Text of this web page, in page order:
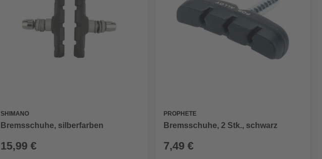
SHIMANO
Bremsschuhe, silberfarben
15,99 €
PROPHETE
Bremsschuhe, 2 Stk., schwarz
7,49 €